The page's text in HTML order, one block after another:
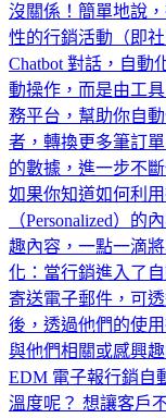
沒關係！簡單地說
性的行銷活動（即
Chatbot 對話，自
動操作，而是由工
務平台，幫助你自
者，轉換更多筆訂
的數據，進一步不
如果你知道如何利
（Personalized）
趣內容，一點一滴
化：當行銷進入了
寄送電子郵件，可
後，透過他們的使
與他們相關或感興
EDM 電子報行銷自
溫度呢？ 想讓客戶